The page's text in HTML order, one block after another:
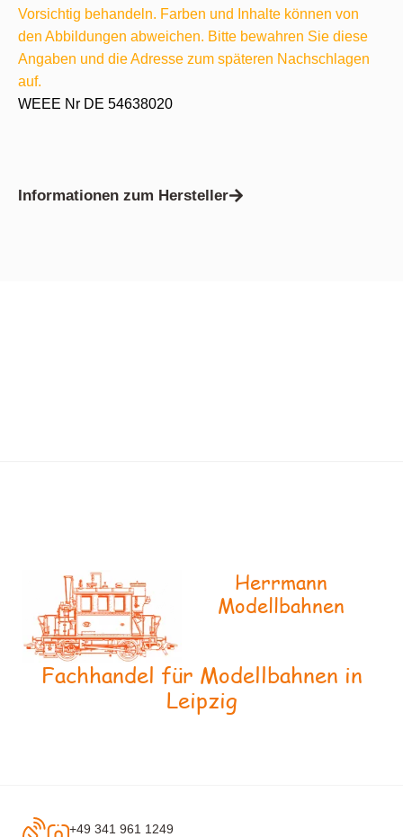
Vorsichtig behandeln. Farben und Inhalte können von
den Abbildungen abweichen. Bitte bewahren Sie diese
Angaben und die Adresse zum späteren Nachschlagen
auf.
WEEE Nr DE 54638020
Informationen zum Hersteller
Herrmann
Modellbahnen
Fachhandel für Modellbahnen in
Leipzig
+49 341 961 1249